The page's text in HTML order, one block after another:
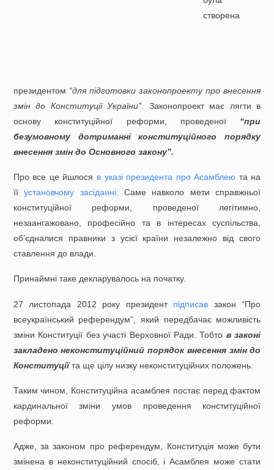
створена
президентом “для підготовки законопроекту про внесення
змін до Конституції України”. Законопроект має лягти в
основу конституційної реформи, проведеної “при
безумовному дотриманні конституційного порядку
внесення змін до Основного закону”.
Про все це йшлося в указі президента про Асамблею та на
їїустановчому засіданні. Саме навколо мети справжньої
конституційної реформи, проведеної легітимно,
незаангажовано, професійно та в інтересах суспільства,
об’єдналися правники з усієї країни незалежно від свого
ставлення до влади.
Принаймні таке декларувалось на початку.
27 листопада 2012 року президент підписав закон “Про
всеукраїнський референдум”, який передбачає можливість
зміни Конституції без участі Верховної Ради. Тобто в законі
закладено неконституційний порядок внесення змін до
Конституціїта ще цілу низку неконституційних положень.
Таким чином, Конституційна асамблея постає перед фактом
кардинальної зміни умов проведення конституційної
реформи.
Адже, за законом про референдум, Конституція може бути
змінена в неконституційний спосіб, і Асамблея може стати